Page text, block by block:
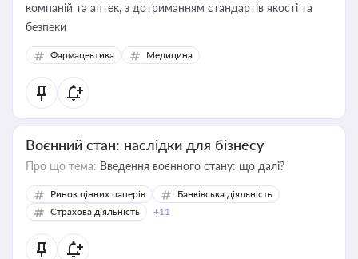
компаній та аптек, з дотриманням стандартів якості та
безпеки
Фармацевтика Медицина
Воєнний стан: наслідки для бізнесу
Про що тема: Введення воєнного стану: що далі?
Ринок цінних паперів
Банківська діяльність
Страхова діяльність
+11